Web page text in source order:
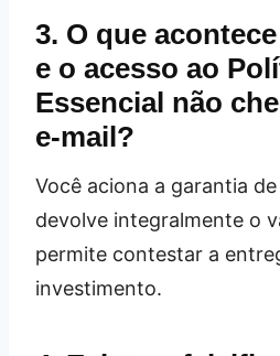
3. O que
e o acesso ao
Essencial não
e‑mail?
Você aciona a garantia
devolve integralmente o
permite contestar a
investimento.